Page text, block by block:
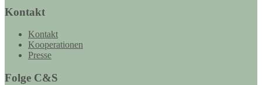
Kontakt
Kontakt
Kooperationen
Presse
Folge C&S